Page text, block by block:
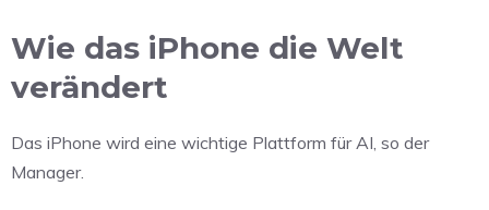
Wie das iPhone die Welt
verändert
Das iPhone wird eine wichtige Plattform für AI, so der
Manager.